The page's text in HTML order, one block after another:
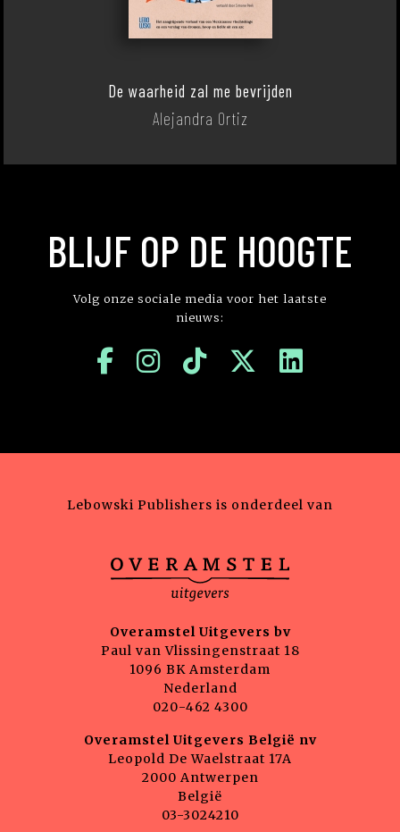
De waarheid zal me bevrijden
Alejandra Ortiz
BLIJF OP DE HOOGTE
Volg onze sociale media voor het laatste
nieuws:
Lebowski Publishers is onderdeel van
Overamstel Uitgevers bv
Paul van Vlissingenstraat 18
1096 BK Amsterdam
Nederland
020-462 4300
Overamstel Uitgevers België nv
Leopold De Waelstraat 17A
2000 Antwerpen
België
03-3024210